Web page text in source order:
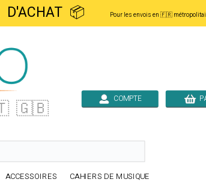
D'ACHAT 📦 Pour les envois en 🇫🇷
🇬🇧 COMPTE
ACCESSOIRES CAHIERS DE MUSIQUE